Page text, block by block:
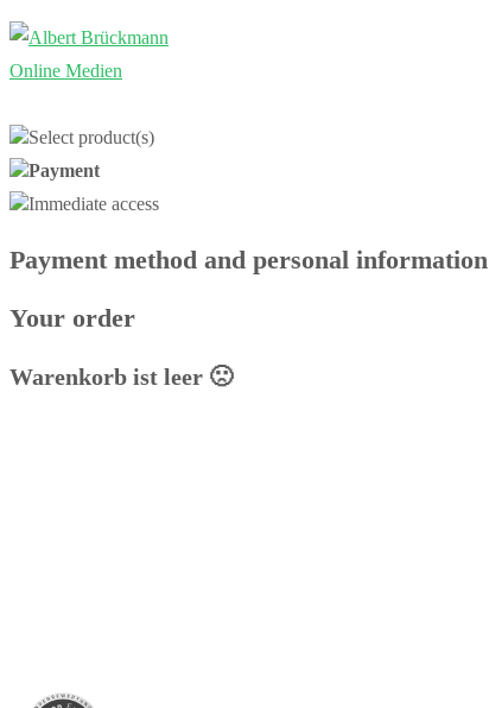
Zum
Select product(s)
Payment
Immediate access
Payment method and personal information
Your order
Warenkorb ist leer 🙁